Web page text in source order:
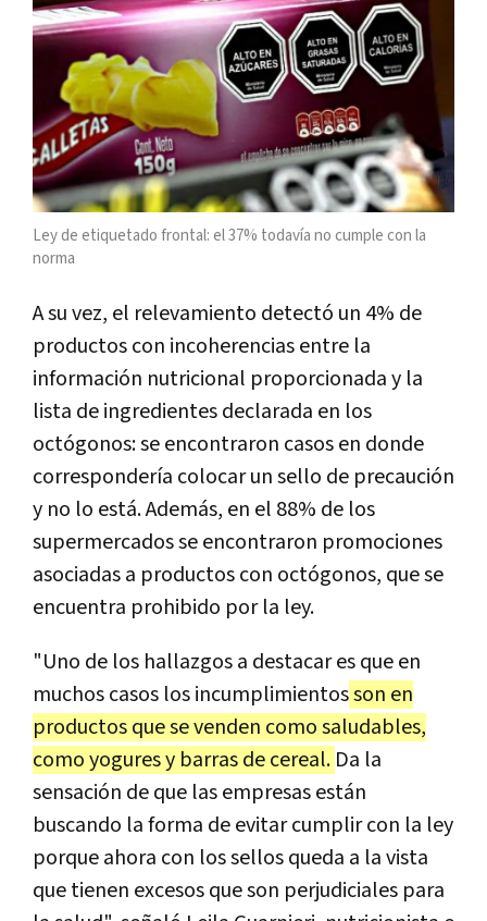
Ley de etiquetado frontal: el 37% todavía no cumple con la
norma
A su vez, el relevamiento detectó un 4% de
productos con incoherencias entre la
información nutricional proporcionada y la
lista de ingredientes declarada en los
octógonos: se encontraron casos en donde
correspondería colocar un sello de precaución
y no lo está. Además, en el 88% de los
supermercados se encontraron promociones
asociadas a productos con octógonos, que se
encuentra prohibido por la ley.
"Uno de los hallazgos a destacar es que en
muchos casos los incumplimientosson en
productos que se venden como saludables,
como yogures y barras de cereal. Da la
sensación de que las empresas están
buscando la forma de evitar cumplir con la ley
porque ahora con los sellos queda a la vista
que tienen excesos que son perjudiciales para